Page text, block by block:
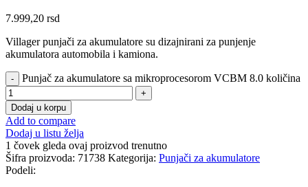
7.999,20 rsd
Villager punjači za akumulatore su dizajnirani za punjenje
akumulatora automobila i kamiona.
Punjač za akumulatore sa mikroprocesorom VCBM 8.0 količina
Dodaj u korpu
Add to compare
Dodaj u listu želja
1 čovek gleda ovaj proizvod trenutno
Šifra proizvoda: 71738 Kategorija: Punjači za akumulatore
Podeli: